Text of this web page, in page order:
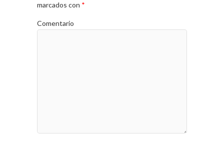
marcados con *
Comentario